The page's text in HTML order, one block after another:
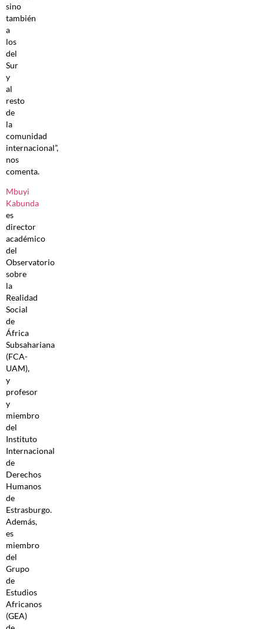
sino
también
a
los
del
Sur
y
al
resto
de
la
comunidad
internacional”,
nos
comenta.
Mbuyi
Kabunda
es
director
académico
del
Observatorio
sobre
la
Realidad
Social
de
África
Subsahariana
(FCA-
UAM),
y
profesor
y
miembro
del
Instituto
Internacional
de
Derechos
Humanos
de
Estrasburgo.
Además,
es
miembro
del
Grupo
de
Estudios
Africanos
(GEA)